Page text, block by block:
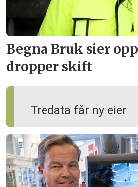
Tredata får ny eier
Begna Bruk sier opp
dropper skift